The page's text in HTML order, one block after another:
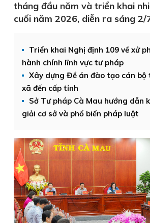
tháng đầu năm và triển khai
cuối năm 2026, diễn ra sáng 2/
Triển khai Nghị định 109 về xử
hành chính lĩnh vực tư pháp
Xây dựng Đề án đào tạo cán bộ
xã đến cấp tỉnh
Sở Tư pháp Cà Mau hướng dẫn
giải cơ sở và phổ biến pháp luật